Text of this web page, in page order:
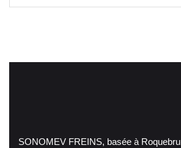
SONOMEV FREINS, basée à